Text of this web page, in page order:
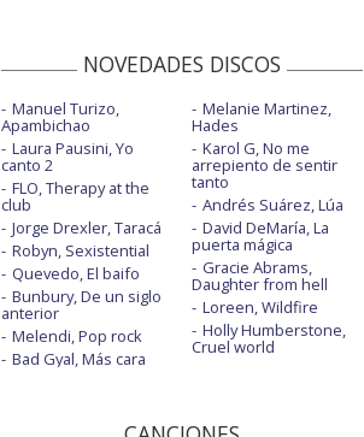
NOVEDADES DISCOS
Manuel Turizo,
Apambichao
Laura Pausini, Yo
canto 2
FLO, Therapy at the
club
Jorge Drexler, Taracá
Robyn, Sexistential
Quevedo, El baifo
Bunbury, De un siglo
anterior
Melendi, Pop rock
Bad Gyal, Más cara
Melanie Martinez,
Hades
Karol G, No me
arrepiento de sentir
tanto
Andrés Suárez, Lúa
David DeMaría, La
puerta mágica
Gracie Abrams,
Daughter from hell
Loreen, Wildfire
Holly Humberstone,
Cruel world